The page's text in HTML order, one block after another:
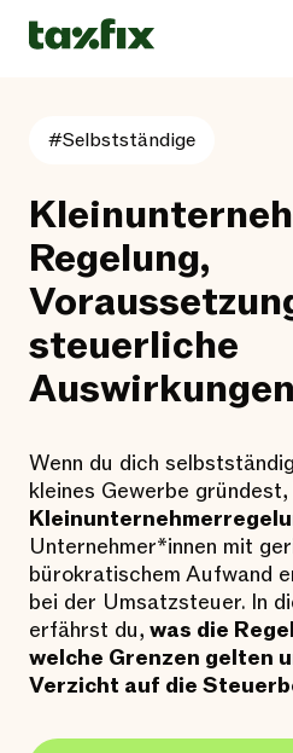
#Selbstständige
Regelung,
steuerliche
Auswirkungen
Wenn du dich
kleines Gewerbe
Unternehmer*innen mit
bürokratischem Aufwand
bei der Umsatzsteuer. In
erfährst du, was die
welche Grenzen gelten
Verzicht auf die